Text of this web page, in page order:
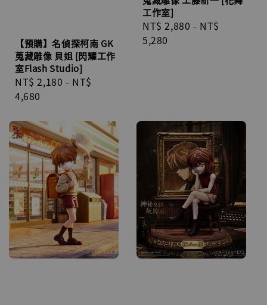
【預購】名偵探柯南 GK
蒐藏雕像 貝姐 [閃耀工作
室Flash Studio]
Regular
price
NT$ 2,180 - NT$
4,680
工作室]
Regular
price
NT$ 2,880 - NT$
5,280